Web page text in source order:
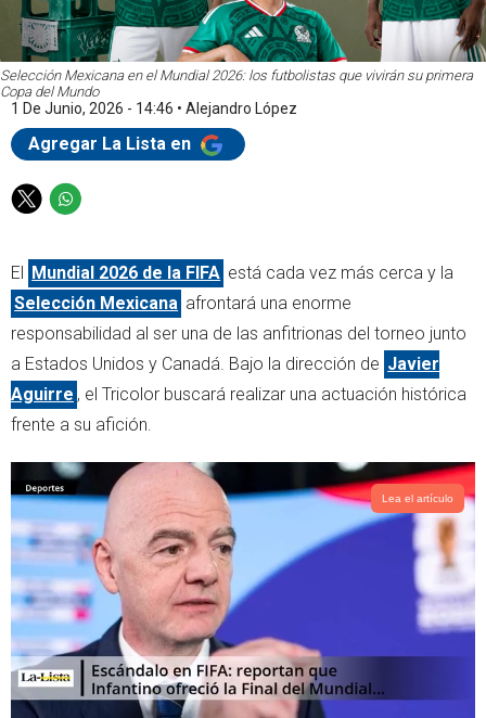
Selección Mexicana en el Mundial 2026: los futbolistas que vivirán su primera
Copa del Mundo
1 De Junio, 2026 - 14:46 • Alejandro López
Agregar La Lista en
T
i
t
t
e
r
W
a
t
s
a
p
p
El Mundial 2026 de la FIFA está cada vez más cerca y la
Selección Mexicana afrontará una enorme
responsabilidad al ser una de las anfitrionas del torneo junto
a Estados Unidos y Canadá. Bajo la dirección de Javier
Aguirre , el Tricolor buscará realizar una actuación histórica
frente a su afición.
Lea el artículo